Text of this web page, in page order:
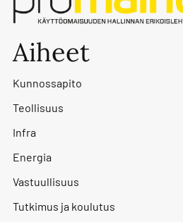
Aiheet
Kunnossapito
Teollisuus
Infra
Energia
Vastuullisuus
Tutkimus ja koulutus